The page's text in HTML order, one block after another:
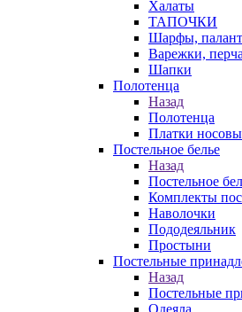
Халаты
ТАПОЧКИ
Шарфы,
Варежки,
Шапки
Полотенца
Назад
Полотенца
Платки
Постельное белье
Назад
Постельное
Комплекты
Наволочки
Пододеяльник
Простыни
Постельные
Назад
Постельные
Одеяла